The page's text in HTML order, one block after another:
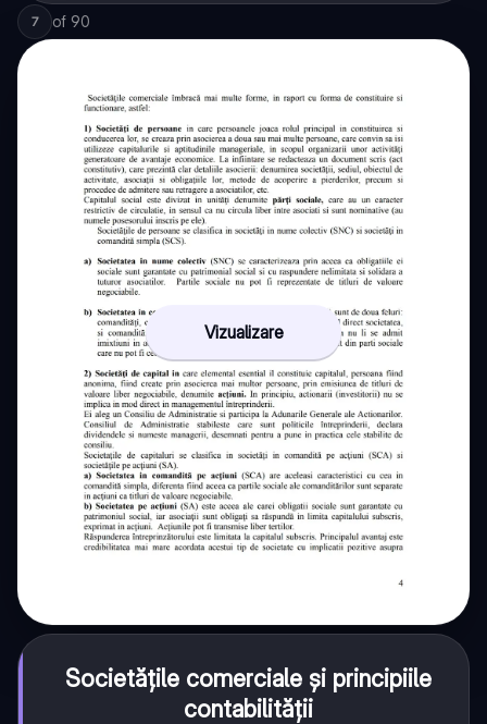
7 of 90
Vizualizare
Societățile comerciale și principiile
contabilității